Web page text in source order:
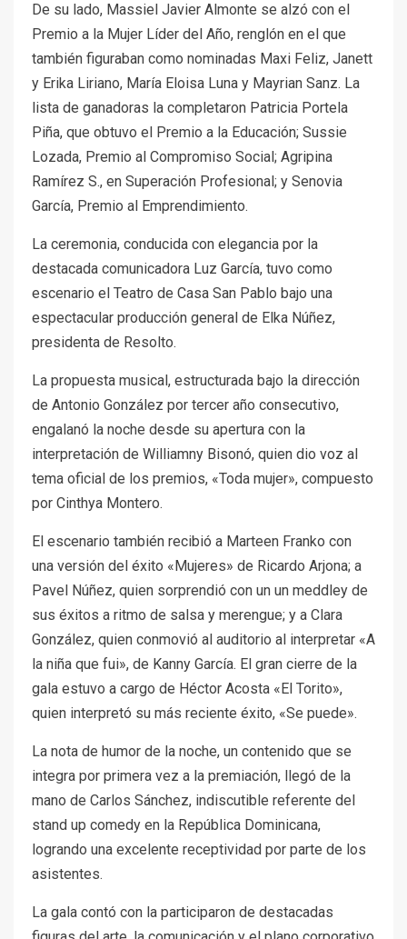
De su lado, Massiel Javier Almonte se alzó con el
Premio a la Mujer Líder del Año, renglón en el que
también figuraban como nominadas Maxi Feliz, Janett
y Erika Liriano, María Eloisa Luna y Mayrian Sanz. La
lista de ganadoras la completaron Patricia Portela
Piña, que obtuvo el Premio a la Educación; Sussie
Lozada, Premio al Compromiso Social; Agripina
Ramírez S., en Superación Profesional; y Senovia
García, Premio al Emprendimiento.
La ceremonia, conducida con elegancia por la
destacada comunicadora Luz García, tuvo como
escenario el Teatro de Casa San Pablo bajo una
espectacular producción general de Elka Núñez,
presidenta de Resolto.
La propuesta musical, estructurada bajo la dirección
de Antonio González por tercer año consecutivo,
engalanó la noche desde su apertura con la
interpretación de Williamny Bisonó, quien dio voz al
tema oficial de los premios, «Toda mujer», compuesto
por Cinthya Montero.
El escenario también recibió a Marteen Franko con
una versión del éxito «Mujeres» de Ricardo Arjona; a
Pavel Núñez, quien sorprendió con un un meddley de
sus éxitos a ritmo de salsa y merengue; y a Clara
González, quien conmovió al auditorio al interpretar «A
la niña que fui», de Kanny García. El gran cierre de la
gala estuvo a cargo de Héctor Acosta «El Torito»,
quien interpretó su más reciente éxito, «Se puede».
La nota de humor de la noche, un contenido que se
integra por primera vez a la premiación, llegó de la
mano de Carlos Sánchez, indiscutible referente del
stand up comedy en la República Dominicana,
logrando una excelente receptividad por parte de los
asistentes.
La gala contó con la participaron de destacadas